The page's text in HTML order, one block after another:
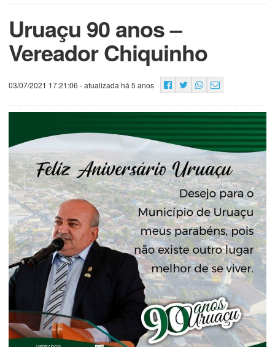
Uruaçu 90 anos –
Vereador Chiquinho
03/07/2021 17:21:06 - atualizada há 5 anos